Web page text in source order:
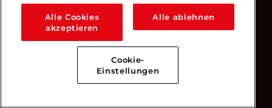
Ja
Alle Cookies
akzeptieren
Alle ablehnen
Cookie-
Einstellungen